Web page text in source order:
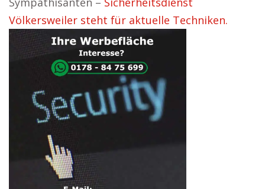
Völkersweiler steht für aktuelle Techniken.